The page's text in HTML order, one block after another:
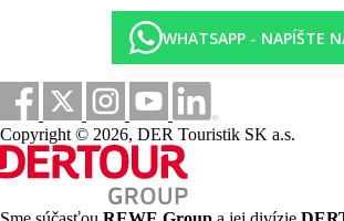
WHATSAPP - NAPÍŠTE
Copyright © 2026, DER Touristik SK a.s.